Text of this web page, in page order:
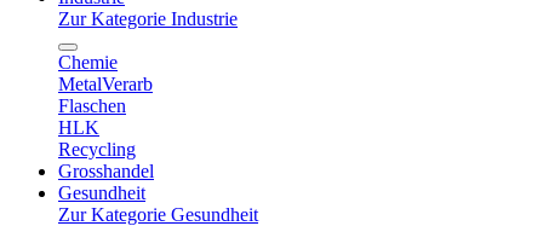
Zur Kategorie Industrie
Chemie
MetalVerarb
Flaschen
HLK
Recycling
Grosshandel
Gesundheit
Zur Kategorie Gesundheit